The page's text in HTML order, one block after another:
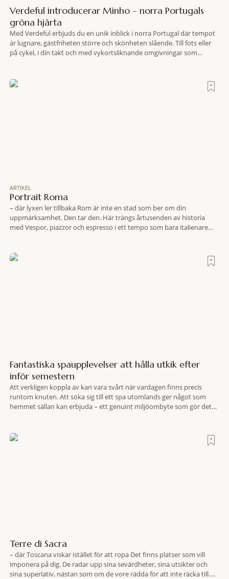
Verdeful introducerar Minho – norra Portugals
gröna hjärta
Med Verdeful erbjuds du en unik inblick i norra Portugal där tempot
är lugnare, gästfriheten större och skönheten slående. Till fots eller
på cykel, i din takt och med vykortsliknande omgivningar som
travel när det
ARTIKEL
Portrait Roma
– där lyxen ler tillbaka Rom är inte en stad som ber om din
uppmärksamhet. Den tar den. Här trängs årtusenden av historia
med Vespor, piazzor och espresso i ett tempo som bara italienare
Fantastiska spaupplevelser att hålla utkik efter
inför semestern
Att verkligen koppla av kan vara svårt när vardagen finns precis
runtom knuten. Att söka sig till ett spa utomlands ger något som
hemmet sällan kan erbjuda – ett genuint miljöombyte som gör det
Terre di Sacra
– där Toscana viskar istället för att ropa Det finns platser som vill
imponera på dig. De radar upp sina sevärdheter, sina utsikter och
sina superlativ, nästan som om de vore rädda för att inte räcka till.